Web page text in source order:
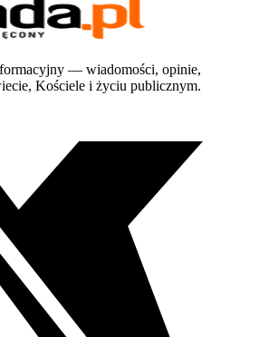
— wiadomości, opinie,
Kościele i życiu publicznym.